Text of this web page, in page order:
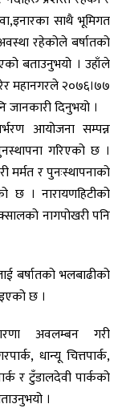
साथै भूमिगत
रहेकोले बर्षातको
बताउनुभयो । उहाँले
महानगरले २०७६।७७
दिनुभयो ।
आयोजना सम्पन्न
गरिएको छ ।
मर्मत र पुनःस्थापनाको
छ । नारायणहिटीको
नागपोखरी पनि
बर्षातको भलबाढीको
छ ।
अवलम्बन गरी
धान्यू चित्तपार्क,
र टुँडालदेवी पार्कको
।